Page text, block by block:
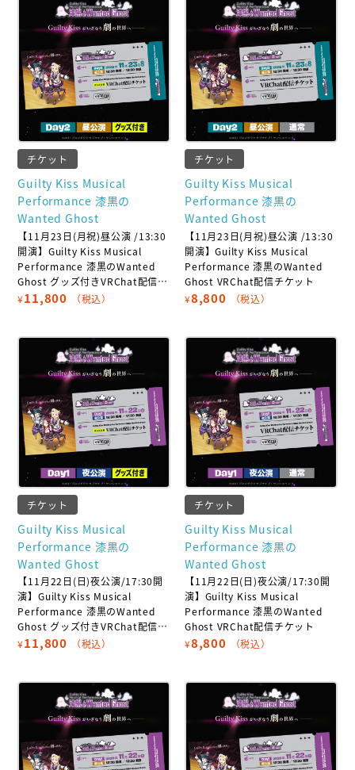
チケット
Guilty Kiss Musical
Performance 漆黒の
Wanted Ghost
【11月23日(月祝)昼公演 /13:30
開演】Guilty Kiss Musical
Performance 漆黒のWanted
Ghost グッズ付きVRChat配信チ
ケット
¥11,800 （税込）
チケット
Guilty Kiss Musical
Performance 漆黒の
Wanted Ghost
【11月23日(月祝)昼公演 /13:30
開演】Guilty Kiss Musical
Performance 漆黒のWanted
Ghost VRChat配信チケット
¥8,800 （税込）
チケット
Guilty Kiss Musical
Performance 漆黒の
Wanted Ghost
【11月22日(日)夜公演/17:30開
演】Guilty Kiss Musical
Performance 漆黒のWanted
Ghost グッズ付きVRChat配信チ
ケット
¥11,800 （税込）
チケット
Guilty Kiss Musical
Performance 漆黒の
Wanted Ghost
【11月22日(日)夜公演/17:30開
演】Guilty Kiss Musical
Performance 漆黒のWanted
Ghost VRChat配信チケット
¥8,800 （税込）